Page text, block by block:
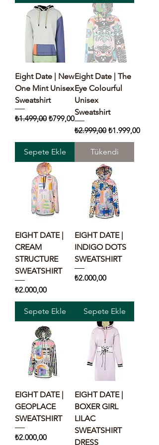
Eight Date | New
One Mint Unisex
Sweatshirt
Normal Fiyat
₺1.499,00 İndirimli Fiyat
₺799,00
Sepete Ekle
Eight Date | The
Eye Colourful
Unisex
Sweatshirt
Normal Fiyat
₺2.999,00 İndirimli Fiyat
₺1.999,00
Tükendi
EIGHT DATE |
CREAM
STRUCTURE
SWEATSHIRT
Fiyat
₺2.000,00
Sepete Ekle
EIGHT DATE |
INDIGO DOTS
SWEATSHIRT
Fiyat
₺2.000,00
Sepete Ekle
EIGHT DATE |
GEOPLACE
SWEATSHIRT
Fiyat
₺2.000,00
EIGHT DATE |
BOXER GIRL
LILAC
SWEATSHIRT
DRESS